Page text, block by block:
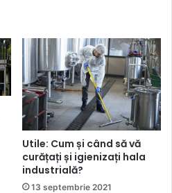
Utile: Cum și când să vă
curățați și igienizați hala
industrială?
13 septembrie 2021